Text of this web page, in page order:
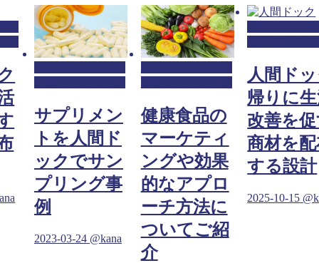
サプリメン
トを人間ド
ックでサン
プリング事
例
2023-03-24 @kana
健康食品の
マーケティ
ングや効果
的なアプロ
ーチ方法に
ついてご紹
介
人間ド
帰りに
改善を
商材を
する設計
2025-10-15